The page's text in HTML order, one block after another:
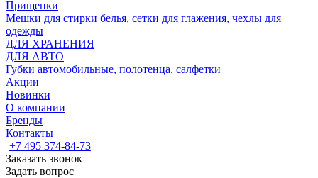
Прищепки
Мешки для стирки белья, сетки для глажения, чехлы для
одежды
ДЛЯ ХРАНЕНИЯ
ДЛЯ АВТО
Губки автомобильные, полотенца, салфетки
Акции
Новинки
О компании
Бренды
Контакты
+7 495 374-84-73
Заказать звонок
Задать вопрос